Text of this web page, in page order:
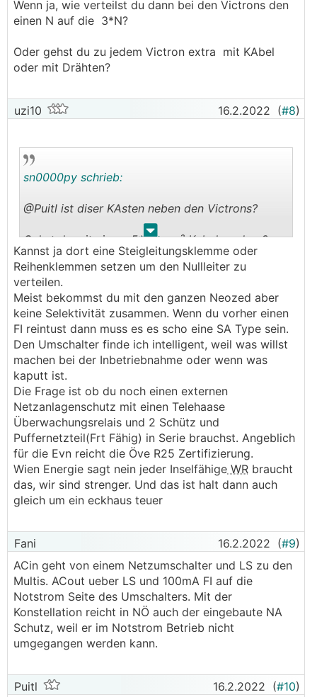
Wenn ja, wie verteilst du dann bei den Victrons den
einen N auf die 3*N?
Oder gehst du zu jedem Victron extra mit KAbel
oder mit Drähten?
uzi10 16.2.2022 (#8)
. .
sn0000py schrieb:
@Puitl ist diser KAsten neben den Victrons?
Gehst du mit einem 5*xx mm² Kabel zu den 3
Victrons?
Wenn ja, wie verteilst du dann bei den Victrons
den einen N auf die 3*N?
Oder gehst du zu jedem Victron extra mit KAbel
oder mit Drähten?
Kannst ja dort eine Steigleitungsklemme oder
Reihenklemmen setzen um den Nullleiter zu
verteilen.
Meist bekommst du mit den ganzen Neozed aber
keine Selektivität zusammen. Wenn du vorher einen
FI reintust dann muss es es scho eine SA Type sein.
Den Umschalter finde ich intelligent, weil was willst
machen bei der Inbetriebnahme oder wenn was
kaputt ist.
Die Frage ist ob du noch einen externen
Netzanlagenschutz mit einen Telehaase
Überwachungsrelais und 2 Schütz und
Puffernetzteil(Frt Fähig) in Serie brauchst. Angeblich
für die Evn reicht die Öve R25 Zertifizierung.
Wien Energie sagt nein jeder Inselfähige WR braucht
das, wir sind strenger. Und das ist halt dann auch
gleich um ein eckhaus teuer
Fani 16.2.2022 (#9)
ACin geht von einem Netzumschalter und LS zu den
Multis. ACout ueber LS und 100mA FI auf die
Notstrom Seite des Umschalters. Mit der
Konstellation reicht in NÖ auch der eingebaute NA
Schutz, weil er im Notstrom Betrieb nicht
umgegangen werden kann.
Puitl 16.2.2022 (#10)